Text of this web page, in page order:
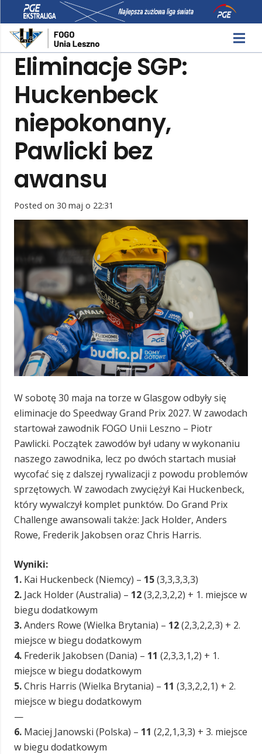
Eliminacje SGP:
Huckenbeck
niepokonany,
Pawlicki bez
awansu
Posted on 30 maj o 22:31
W sobotę 30 maja na torze w Glasgow odbyły się
eliminacje do Speedway Grand Prix 2027. W zawodach
startował zawodnik FOGO Unii Leszno – Piotr
Pawlicki. Początek zawodów był udany w wykonaniu
naszego zawodnika, lecz po dwóch startach musiał
wycofać się z dalszej rywalizacji z powodu problemów
sprzętowych. W zawodach zwyciężył Kai Huckenbeck,
który wywalczył komplet punktów. Do Grand Prix
Challenge awansowali także: Jack Holder, Anders
Rowe, Frederik Jakobsen oraz Chris Harris.
Wyniki:
1. Kai Huckenbeck (Niemcy) – 15(3,3,3,3,3)
2. Jack Holder (Australia) – 12(3,2,3,2,2) + 1. miejsce w
biegu dodatkowym
3.Anders Rowe (Wielka Brytania) – 12(2,3,2,2,3) + 2.
miejsce w biegu dodatkowym
4. Frederik Jakobsen (Dania) – 11 (2,3,3,1,2) + 1.
miejsce w biegu dodatkowym
5.Chris Harris (Wielka Brytania) – 11 (3,3,2,2,1) + 2.
miejsce w biegu dodatkowym
—
6. Maciej Janowski (Polska) – 11 (2,2,1,3,3) + 3. miejsce
w biegu dodatkowym